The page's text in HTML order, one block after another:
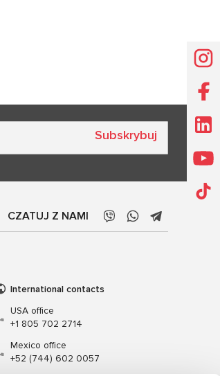
Subskrybuj
CZATUJ Z NAMI
International contacts
USA office
+1 805 702 2714
Mexico office
+52 (744) 602 0057